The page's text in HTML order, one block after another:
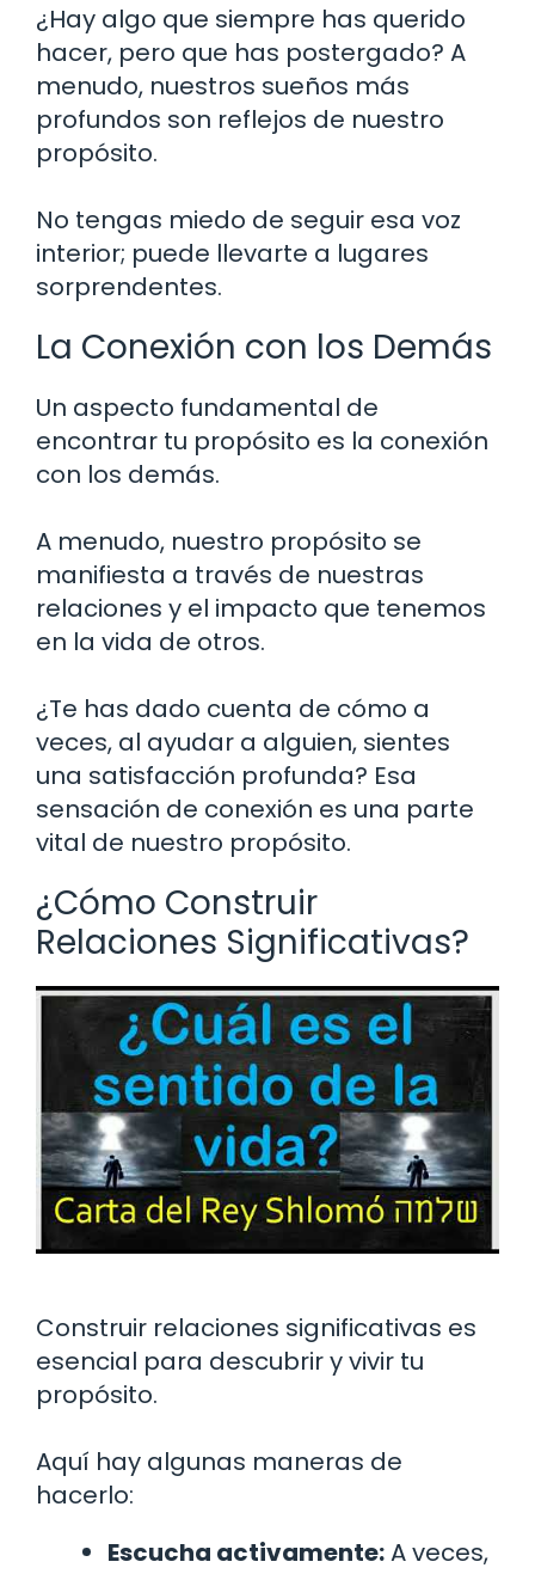
¿Hay algo que siempre has querido
hacer, pero que has postergado? A
menudo, nuestros sueños más
profundos son reflejos de nuestro
propósito.
No tengas miedo de seguir esa voz
interior; puede llevarte a lugares
sorprendentes.
La Conexión con los Demás
Un aspecto fundamental de
encontrar tu propósito es la conexión
con los demás.
A menudo, nuestro propósito se
manifiesta a través de nuestras
relaciones y el impacto que tenemos
en la vida de otros.
¿Te has dado cuenta de cómo a
veces, al ayudar a alguien, sientes
una satisfacción profunda? Esa
sensación de conexión es una parte
vital de nuestro propósito.
¿Cómo Construir
Relaciones Significativas?
Construir relaciones significativas es
esencial para descubrir y vivir tu
propósito.
Aquí hay algunas maneras de
hacerlo:
Escucha activamente:A veces,